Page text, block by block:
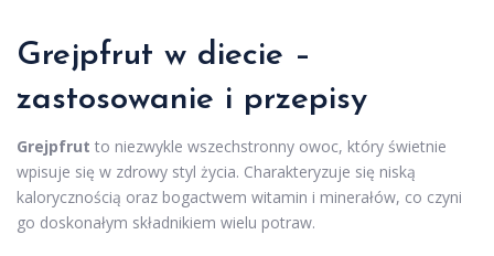
Grejpfrut w diecie –
zastosowanie i przepisy
Grejpfrut to niezwykle wszechstronny owoc, który świetnie
wpisuje się w zdrowy styl życia. Charakteryzuje się niską
kalorycznością oraz bogactwem witamin i minerałów, co czyni
go doskonałym składnikiem wielu potraw.